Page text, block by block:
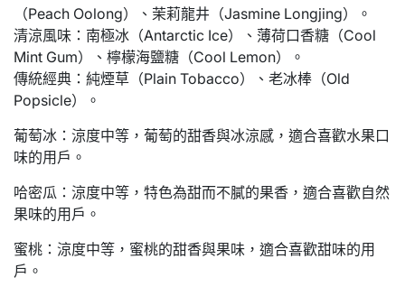
（Peach Oolong）、茉莉龍井（Jasmine Longjing）。
清涼風味：南極冰（Antarctic Ice）、薄荷口香糖（Cool
Mint Gum）、檸檬海鹽糖（Cool Lemon）。
傳統經典：純煙草（Plain Tobacco）、老冰棒（Old
Popsicle）。
葡萄冰：涼度中等，葡萄的甜香與冰涼感，適合喜歡水果口
味的用戶。
哈密瓜：涼度中等，特色為甜而不膩的果香，適合喜歡自然
果味的用戶。
蜜桃：涼度中等，蜜桃的甜香與果味，適合喜歡甜味的用
戶。